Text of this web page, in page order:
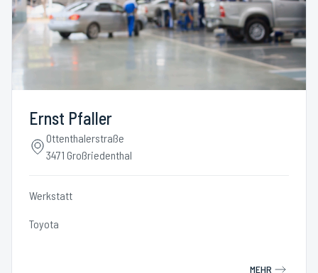
Ernst Pfaller
Ottenthalerstraße
3471 Großriedenthal
Werkstatt
Toyota
MEHR